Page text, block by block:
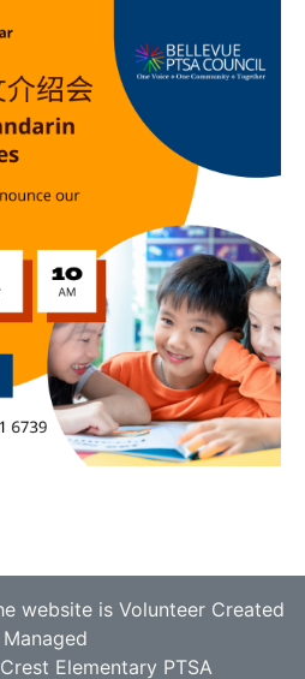
website is Volunteer Created
Managed
Elementary PTSA